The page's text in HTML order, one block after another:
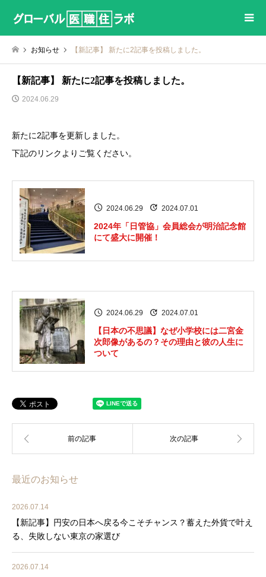
お知らせ 【新記事】 新たに2記事を投稿しました。
【新記事】 新たに2記事を投稿しました。
2024.06.29
新たに2記事を更新しました。
下記のリンクよりご覧ください。
2024.06.29 2024.07.01
2024年「日管協」会員総会が明治記念館
にて盛大に開催！
2024.06.29 2024.07.01
【日本の不思議】なぜ小学校には二宮金
次郎像があるの？その理由と彼の人生に
ついて
最近のお知らせ
2026.07.14
【新記事】円安の日本へ戻る今こそチャンス？蓄えた外貨で叶え
る、失敗しない東京の家選び
2026.07.14